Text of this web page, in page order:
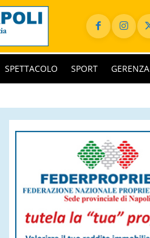
SPETTACOLO SPORT GERENZA